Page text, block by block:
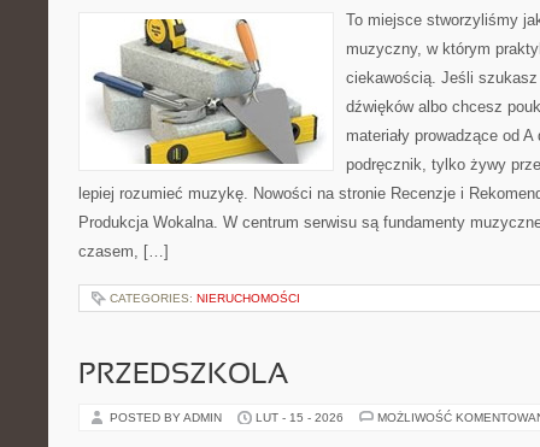
To miejsce stworzyliśmy
muzyczny, w którym
ciekawością. Jeśli
dźwięków albo chcesz
materiały prowadzące od
podręcznik, tylko żywy
lepiej rozumieć muzykę. Nowości na stronie Recenzje i
Produkcja Wokalna. W centrum serwisu są fundamenty
czasem, […]
CATEGORIES: NIERUCHOMOŚCI
PRZEDSZKOLA
POSTED BY ADMIN LUT - 15 - 2026 MOŻLIWOŚĆ